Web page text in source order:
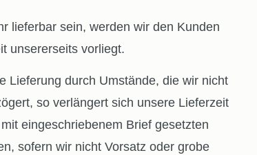
lieferbar sein, werden wir den Kunden
unsererseits vorliegt.
Lieferung durch Umstände, die wir nicht
so verlängert sich unsere Lieferzeit
eingeschriebenem Brief gesetzten
sofern wir nicht Vorsatz oder grobe